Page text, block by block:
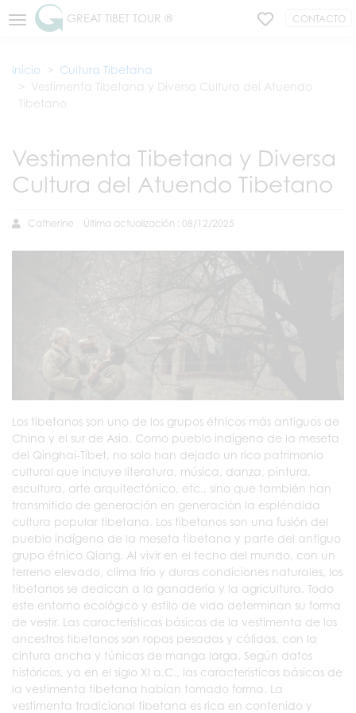
GREAT TIBET TOUR ® CONTACTO
Inicio
Cultura Tibetana
Vestimenta Tibetana y Diversa Cultura del Atuendo
Tibetano
Vestimenta Tibetana y Diversa
Cultura del Atuendo Tibetano
Catherine Última actualización : 08/12/2025
Los tibetanos son uno de los grupos étnicos más antiguos de
China y el sur de Asia. Como pueblo indígena de la meseta
del Qinghai-Tíbet, no solo han dejado un rico patrimonio
cultural que incluye literatura, música, danza, pintura,
escultura, arte arquitectónico, etc., sino que también han
transmitido de generación en generación la espléndida
cultura popular tibetana. Los tibetanos son una fusión del
pueblo indígena de la meseta tibetana y parte del antiguo
grupo étnico Qiang. Al vivir en el techo del mundo, con un
terreno elevado, clima frío y duras condiciones naturales, los
tibetanos se dedican a la ganadería y la agricultura. Todo
este entorno ecológico y estilo de vida determinan su forma
de vestir. Las características básicas de la vestimenta de los
ancestros tibetanos son ropas pesadas y cálidas, con la
cintura ancha y túnicas de manga larga. Según datos
históricos, ya en el siglo XI a.C., las características básicas de
la vestimenta tibetana habían tomado forma. La
vestimenta tradicional tibetana es rica en contenido y